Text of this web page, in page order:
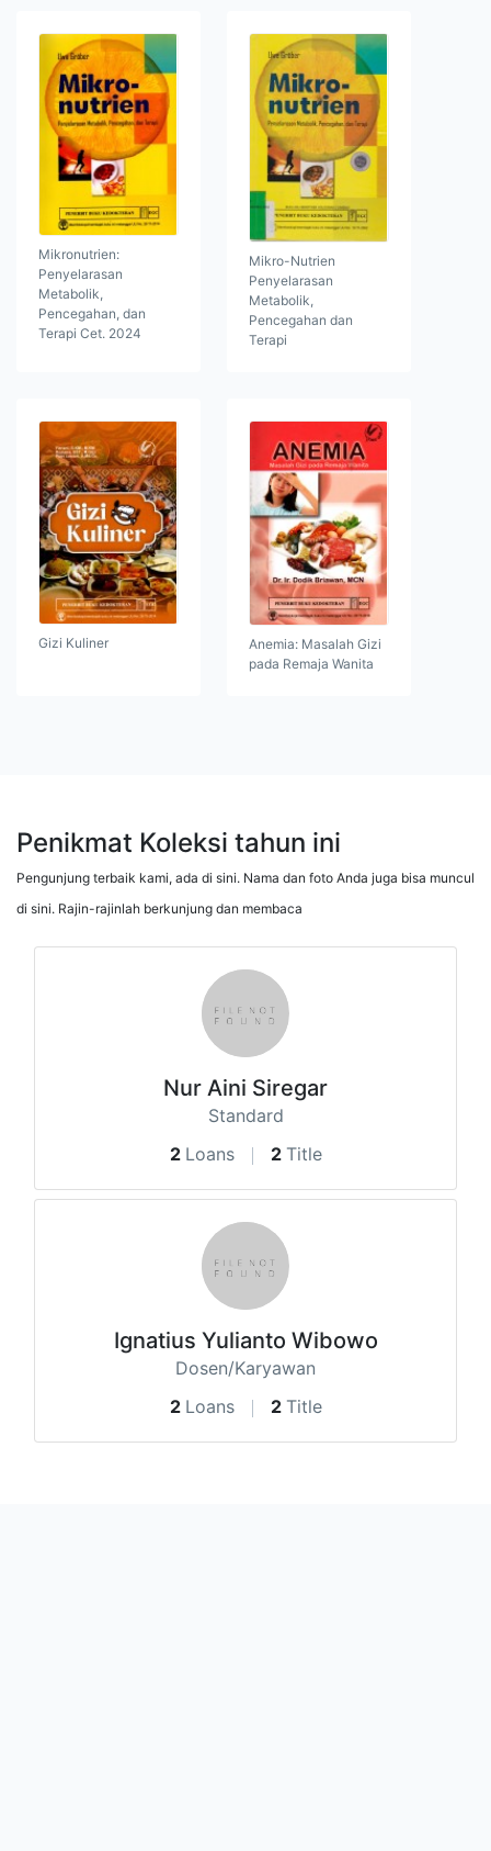
Mikronutrien:
Penyelarasan
Metabolik,
Pencegahan, dan
Terapi Cet. 2024
Mikro-Nutrien
Penyelarasan
Metabolik,
Pencegahan dan
Terapi
Gizi Kuliner
Anemia: Masalah Gizi
pada Remaja Wanita
Penikmat Koleksi tahun ini
Pengunjung terbaik kami, ada di sini. Nama dan foto Anda juga bisa muncul
di sini. Rajin-rajinlah berkunjung dan membaca
Nur Aini Siregar
Standard
2 Loans 2 Title
Ignatius Yulianto Wibowo
Dosen/Karyawan
2 Loans 2 Title